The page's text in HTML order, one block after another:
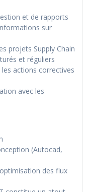
et de rapports
sur
projets Supply Chain
et réguliers
actions correctives
avec les
(Autocad,
des flux